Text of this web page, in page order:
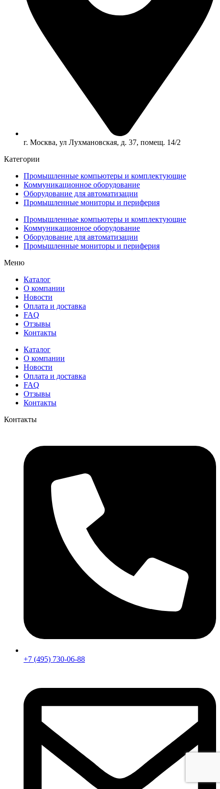
г. Москва, ул Лухмановская, д. 37, помещ. 14/2
Категории
Промышленные компьютеры и комплектующие
Коммуникационное оборудование
Оборудование для автоматизации
Промышленные мониторы и периферия
Промышленные компьютеры и комплектующие
Коммуникационное оборудование
Оборудование для автоматизации
Промышленные мониторы и периферия
Меню
Каталог
О компании
Новости
Оплата и доставка
FAQ
Отзывы
Контакты
Каталог
О компании
Новости
Оплата и доставка
FAQ
Отзывы
Контакты
Контакты
+7 (495) 730-06-88